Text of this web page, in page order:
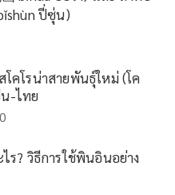
ปี่ซุ่น)
คโรน่าสายพันธุ์ใหม่ (โค
น-ไทย
? วิธีการใช้พินอินอย่าง